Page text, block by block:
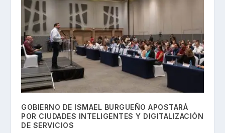
GOBIERNO DE ISMAEL BURGUEÑO APOSTARÁ
POR CIUDADES INTELIGENTES Y DIGITALIZACIÓN
DE SERVICIOS